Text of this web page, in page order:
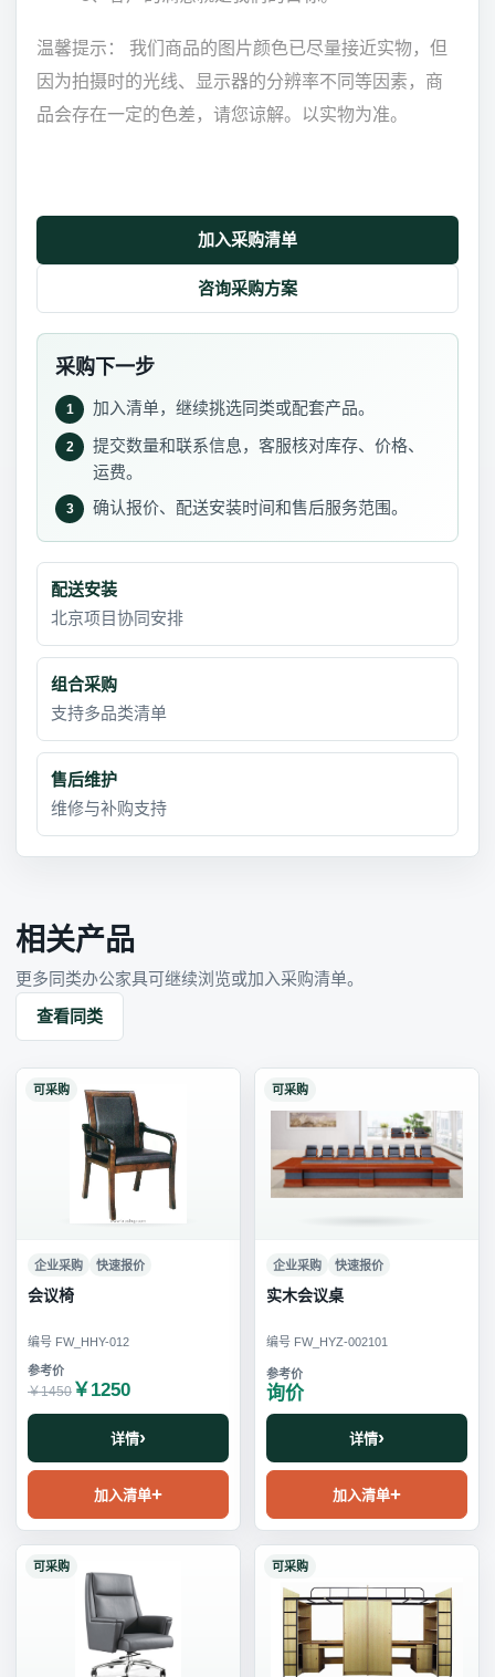
温馨提示： 我们商品的图片颜色已尽量接近实物，但
因为拍摄时的光线、显示器的分辨率不同等因素，商
品会存在一定的色差，请您谅解。以实物为准。
加入采购清单
咨询采购方案
采购下一步
1 加入清单，继续挑选同类或配套产品。
2
提交数量和联系信息，客服核对库存、价格、
运费。
3 确认报价、配送安装时间和售后服务范围。
配送安装
北京项目协同安排
组合采购
支持多品类清单
售后维护
维修与补购支持
相关产品
更多同类办公家具可继续浏览或加入采购清单。
查看同类
可采购
企业采购 快速报价
会议椅
编号 FW_HHY-012
￥1450 ￥1250
详情
加入清单
可采购
企业采购 快速报价
实木会议桌
编号 FW_HYZ-002101
询价
详情
加入清单
可采购 可采购